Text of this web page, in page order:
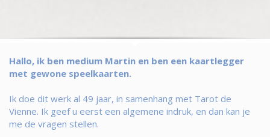
Hallo, ik ben medium Martin en ben een kaartlegger
met gewone speelkaarten.
Ik doe dit werk al 49 jaar, in samenhang met Tarot de
Vienne. Ik geef u eerst een algemene indruk, en dan kan je
me de vragen stellen.